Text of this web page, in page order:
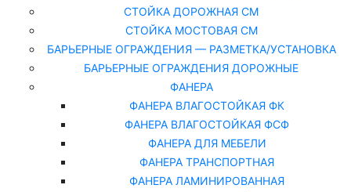
СТОЙКА ДОРОЖНАЯ СМ
СТОЙКА МОСТОВАЯ СМ
БАРЬЕРНЫЕ ОГРАЖДЕНИЯ — РАЗМЕТКА/УСТАНОВКА
БАРЬЕРНЫЕ ОГРАЖДЕНИЯ ДОРОЖНЫЕ
ФАНЕРА
ФАНЕРА ВЛАГОСТОЙКАЯ ФК
ФАНЕРА ВЛАГОСТОЙКАЯ ФСФ
ФАНЕРА ДЛЯ МЕБЕЛИ
ФАНЕРА ТРАНСПОРТНАЯ
ФАНЕРА ЛАМИНИРОВАННАЯ